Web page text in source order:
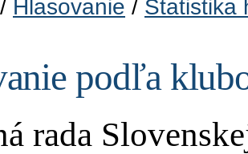
Hlasovanie
Štatistika
podľa
rada